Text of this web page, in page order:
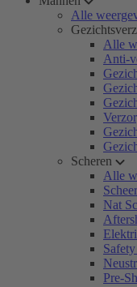
Alle
Alle
Anti-
Scheren
Alle
Nat
Pre-